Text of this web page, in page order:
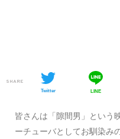
SHARE
Twitter LINE
皆さんは「隙間男」という
ーチューバとしてお馴染み